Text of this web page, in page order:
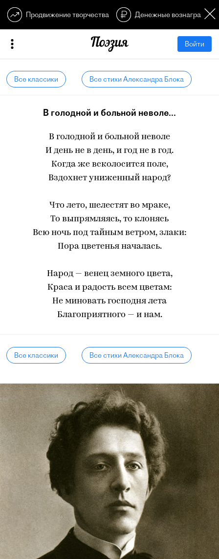
Продвижение творчества Денежные
Войти
Все классики Все стихи Александра Блока
В голодной и больной неволе...
В голодной и больной неволе
И день не в день, и год не в год.
Когда же всколосится поле,
Вздохнет униженный народ?
Что лето, шелестят во мраке,
То выпрямляясь, то клонясь
Всю ночь под тайным ветром, злаки:
Пора цветенья началась.
Народ — венец земного цвета,
Краса и радость всем цветам:
Не миновать господня лета
Благоприятного — и нам.
Все классики Все стихи Александра Блока